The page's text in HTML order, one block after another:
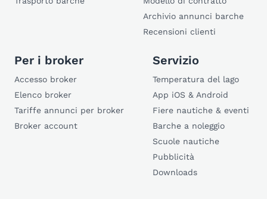
Archivio annunci barche
Recensioni clienti
Per i broker
Accesso broker
Elenco broker
Tariffe annunci per broker
Broker account
Servizio
Temperatura del lago
App iOS & Android
Fiere nautiche & eventi
Barche a noleggio
Scuole nautiche
Pubblicità
Downloads